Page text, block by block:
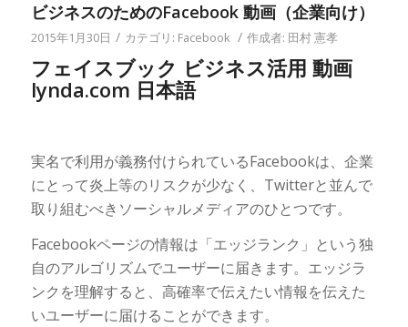
ビジネスのためのFacebook 動画（企業向け）
2015年1月30日 / カテゴリ: Facebook / 作成者: 田村 憲孝
フェイスブック ビジネス活用 動画
lynda.com 日本語
実名で利用が義務付けられているFacebookは、企業
にとって炎上等のリスクが少なく、Twitterと並んで
取り組むべきソーシャルメディアのひとつです。
Facebookページの情報は「エッジランク」という独
自のアルゴリズムでユーザーに届きます。エッジラ
ンクを理解すると、高確率で伝えたい情報を伝えた
いユーザーに届けることができます。